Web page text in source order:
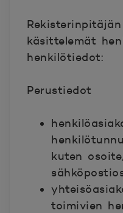
käsittelemät
henkilötiedot:
Perustiedot
kuten
toimivien